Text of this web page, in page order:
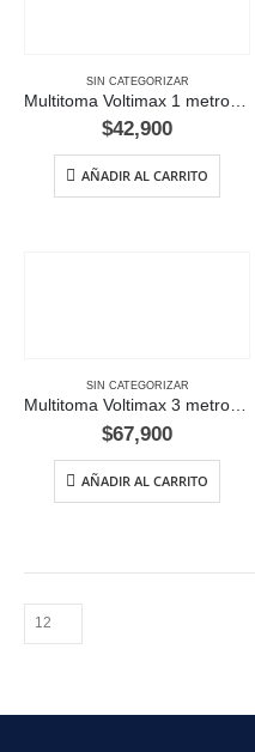
SIN CATEGORIZAR
$42,900
AÑADIR AL CARRITO
SIN CATEGORIZAR
Multitoma Voltimax 3 metros – 8 salidas
$67,900
AÑADIR AL CARRITO